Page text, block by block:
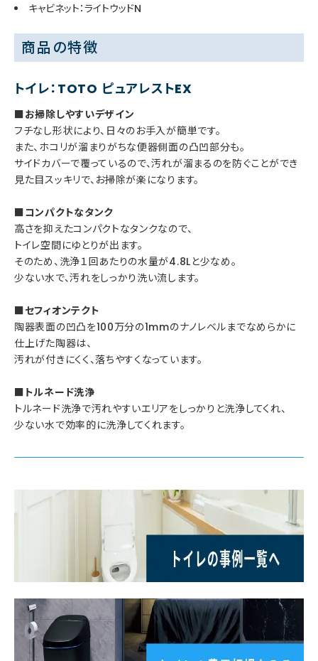
キャビネット：ライトウッドN
商品の特徴
トイレ：TOTO ピュアレストEX
■お掃除しやすいデザイン
フチなし形状により、日々のお手入が簡単です。
また、ホコリが溜まりがちな便器側面の凸凹部分も。
サイドカバーで覆っているので、汚れが溜まるのを防ぐことができ
見た目スッキリで、お掃除が楽になります。
■コンパクトなタンク
高さを抑えたコンパクトなタンクなので、
トイレ空間にゆとりが出ます。
そのため、洗浄１回あたりの水量が4.8Lと少なめ。
少ない水で、汚れをしっかり洗い流します。
■セフィオンテクト
陶器表面の凹凸を100万分の1mmのナノレベルまでなめらかに
仕上げた陶器は、
汚れが付きにくく、落ちやすくなっています。
■トルネード洗浄
トルネード洗浄で汚れやすいエリアをしっかりと洗浄してくれ、
少ない水で効率的に洗浄してくれます。